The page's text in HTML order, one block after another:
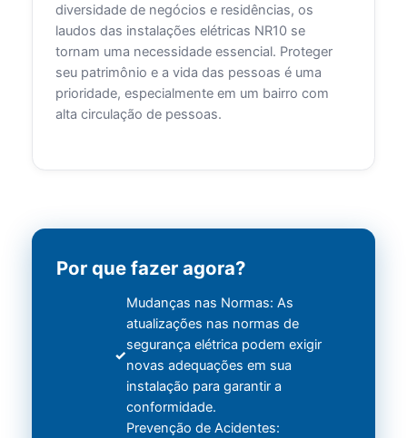
diversidade de negócios e residências, os
laudos das instalações elétricas NR10 se
tornam uma necessidade essencial. Proteger
seu patrimônio e a vida das pessoas é uma
prioridade, especialmente em um bairro com
alta circulação de pessoas.
Por que fazer agora?
Mudanças nas Normas: As
atualizações nas normas de
segurança elétrica podem exigir
novas adequações em sua
instalação para garantir a
conformidade.
Prevenção de Acidentes: